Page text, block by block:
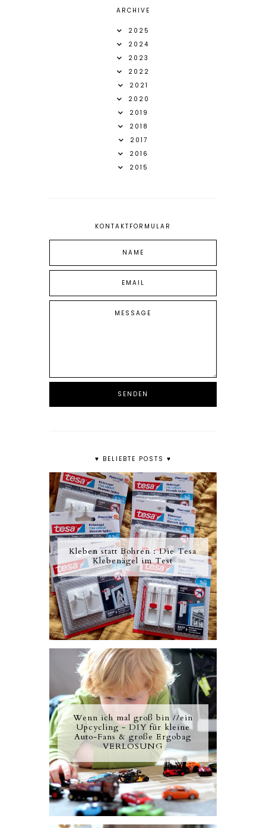
ARCHIVE
2025
2024
2023
2022
2021
2020
2019
2018
2017
2016
2015
KONTAKTFORMULAR
♥ BELIEBTE POSTS ♥
Kleben statt Bohren : Die Tesa
Klebenägel im Test
Wenn ich mal groß bin //ein
Upcycling - DIY für kleine
Auto-Fans & große Ergobag
VERLOSUNG